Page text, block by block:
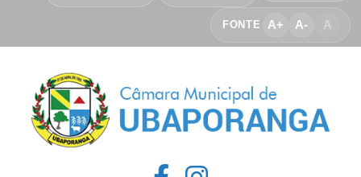
FONTE A+ A- A